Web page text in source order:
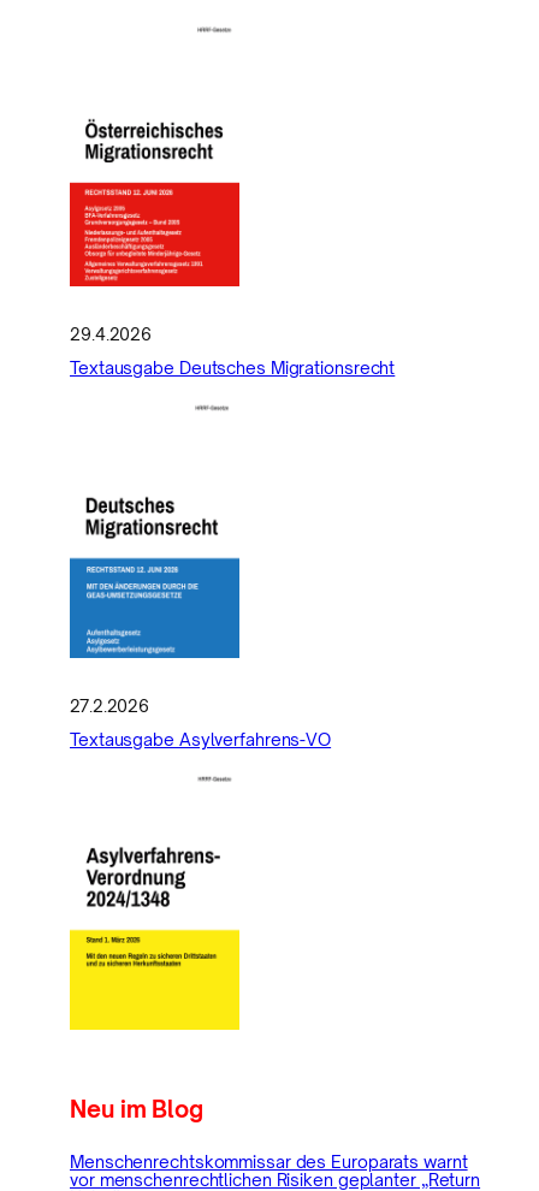
29.4.2026
Textausgabe Deutsches Migrationsrecht
27.2.2026
Textausgabe Asylverfahrens-VO
Neu im Blog
Menschenrechtskommissar des Europarats warnt
vor menschenrechtlichen Risiken geplanter „Return